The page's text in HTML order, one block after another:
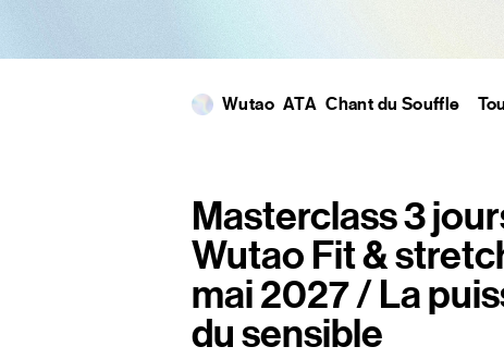
Wutao ATA Chant du Souffle
Assis Fit
ATA Original La
Masterclass 3
Wutao Fit &
mai 2027 / La
du sensible